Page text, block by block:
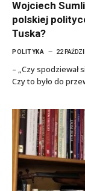
Wojciech
polskiej
Tuska?
POLITYKA 22
– „Czy spodziewał
Czy to było do